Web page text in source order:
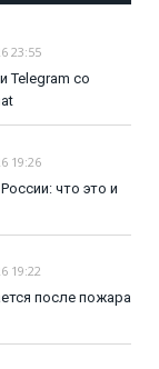
23:55
Telegram со
19:26
что это и
19:22
после пожара